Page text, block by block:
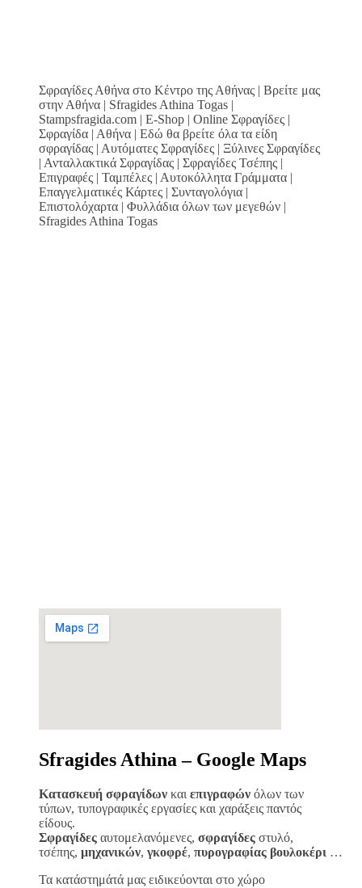
Σφραγίδες Αθήνα στο Κέντρο της Αθήνας | Βρείτε μας
στην Αθήνα | Sfragides Athina Togas |
Stampsfragida.com | E-Shop | Online Σφραγίδες |
Σφραγίδα | Αθήνα | Εδώ θα βρείτε όλα τα είδη
σφραγίδας | Αυτόματες Σφραγίδες | Ξύλινες Σφραγίδες
| Ανταλλακτικά Σφραγίδας | Σφραγίδες Τσέπης |
Επιγραφές | Ταμπέλες | Αυτοκόλλητα Γράμματα |
Επαγγελματικές Κάρτες | Συνταγολόγια |
Επιστολόχαρτα | Φυλλάδια όλων των μεγεθών |
Sfragides Athina Togas
Sfragides Athina – Google Maps
Κατασκευή σφραγίδων και επιγραφών όλων των
τύπων, τυπογραφικές εργασίες και χαράξεις παντός
είδους.
Σφραγίδες αυτομελανόμενες, σφραγίδες στυλό,
τσέπης, μηχανικών, γκοφρέ, πυρογραφίας βουλοκέρι …
Τα κατάστημάτά μας ειδικεύονται στο χώρο